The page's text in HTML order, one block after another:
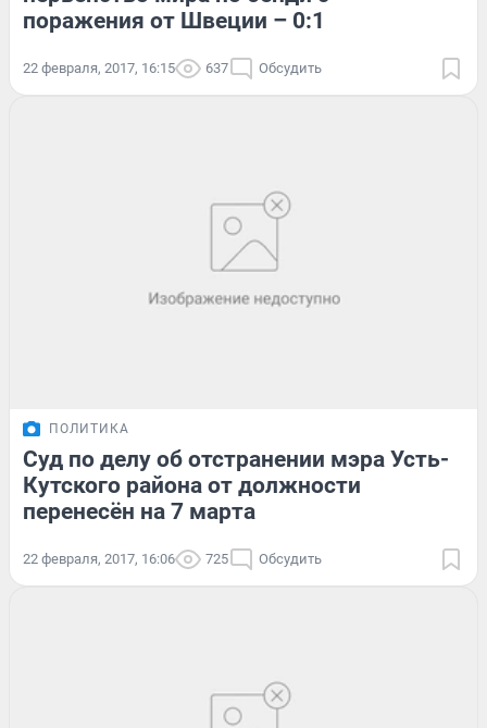
поражения от Швеции – 0:1
22 февраля, 2017, 16:15 637 Обсудить
ПОЛИТИКА
Суд по делу об отстранении мэра Усть-
Кутского района от должности
перенесён на 7 марта
22 февраля, 2017, 16:06 725 Обсудить